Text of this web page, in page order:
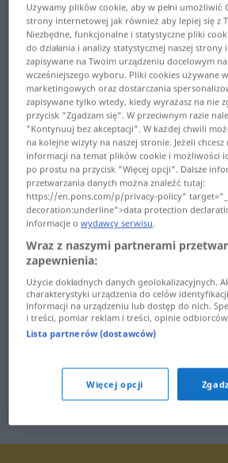
в ... валчест
валяк ... вдишам
вдлъбнат ... вейка
век ... верен
верига ... вехна
вехт ... взема
взирам ... визита
вик ... висина
висок ... вкаменя
вкарам ... влека
влекач ... внимание
вреден
вуз ...
въртя
Używamy plików cookie, aby w pełni umożliwić
strony internetowej jak również aby lepiej się z
Niezbędne, funkcjonalne i statystyczne pliki
do działania i analizy statystycznej naszej strony
zapisywane na Twoim urządzeniu docelowym
wcześniejszego wyboru. Pliki cookies używane
marketingowych oraz dostarczania
zapisywane tylko wtedy, kiedy wyrażasz na nie
przycisk "Zgadzam się". W przeciwnym razie
"Kontynuuj bez akceptacji". W każdej chwili
na kolejne wizyty na naszej stronie. Jeżeli chcesz
informacji na temat plików cookie i możliwości
po prostu na przycisk "Więcej opcji". Dalsze
przetwarzania danych można znaleźć tutaj:
https://en.pons.com/p/privacy-policy"
decoration:underline">data protection
informacje owydawcy serwisu.
Wraz z naszymi partnerami
zapewnienia:
Użycie dokładnych danych geolokalizacyjnych.
charakterystyki urządzenia do celów
informacji na urządzeniu lub dostęp do nich.
i treści, pomiar reklam i treści, opinie odbiorców
Lista partnerów (dostawców)
Więcej opcji